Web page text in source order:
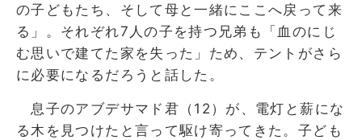
の子どもたち、そして母と一緒にここへ戻って来
る」。それぞれ7人の子を持つ兄弟も「血のにじ
む思いで建てた家を失った」ため、テントがさら
に必要になるだろうと話した。
息子のアブデサマド君（12）が、電灯と薪にな
る木を見つけたと言って駆け寄ってきた。子ども